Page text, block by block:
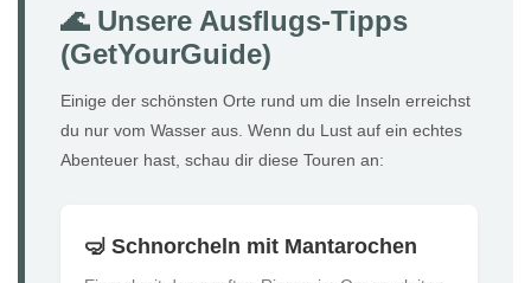
🌊 Unsere Ausflugs-Tipps
(GetYourGuide)
Einige der schönsten Orte rund um die Inseln erreichst
du nur vom Wasser aus. Wenn du Lust auf ein echtes
Abenteuer hast, schau dir diese Touren an:
🤿 Schnorcheln mit Mantarochen